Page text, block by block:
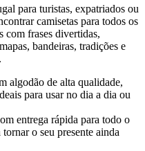
para turistas, expatriados ou
camisetas para todos os
com frases divertidas,
bandeiras, tradições e
algodão de alta qualidade,
para usar no dia a dia ou
entrega rápida para todo o
o seu presente ainda